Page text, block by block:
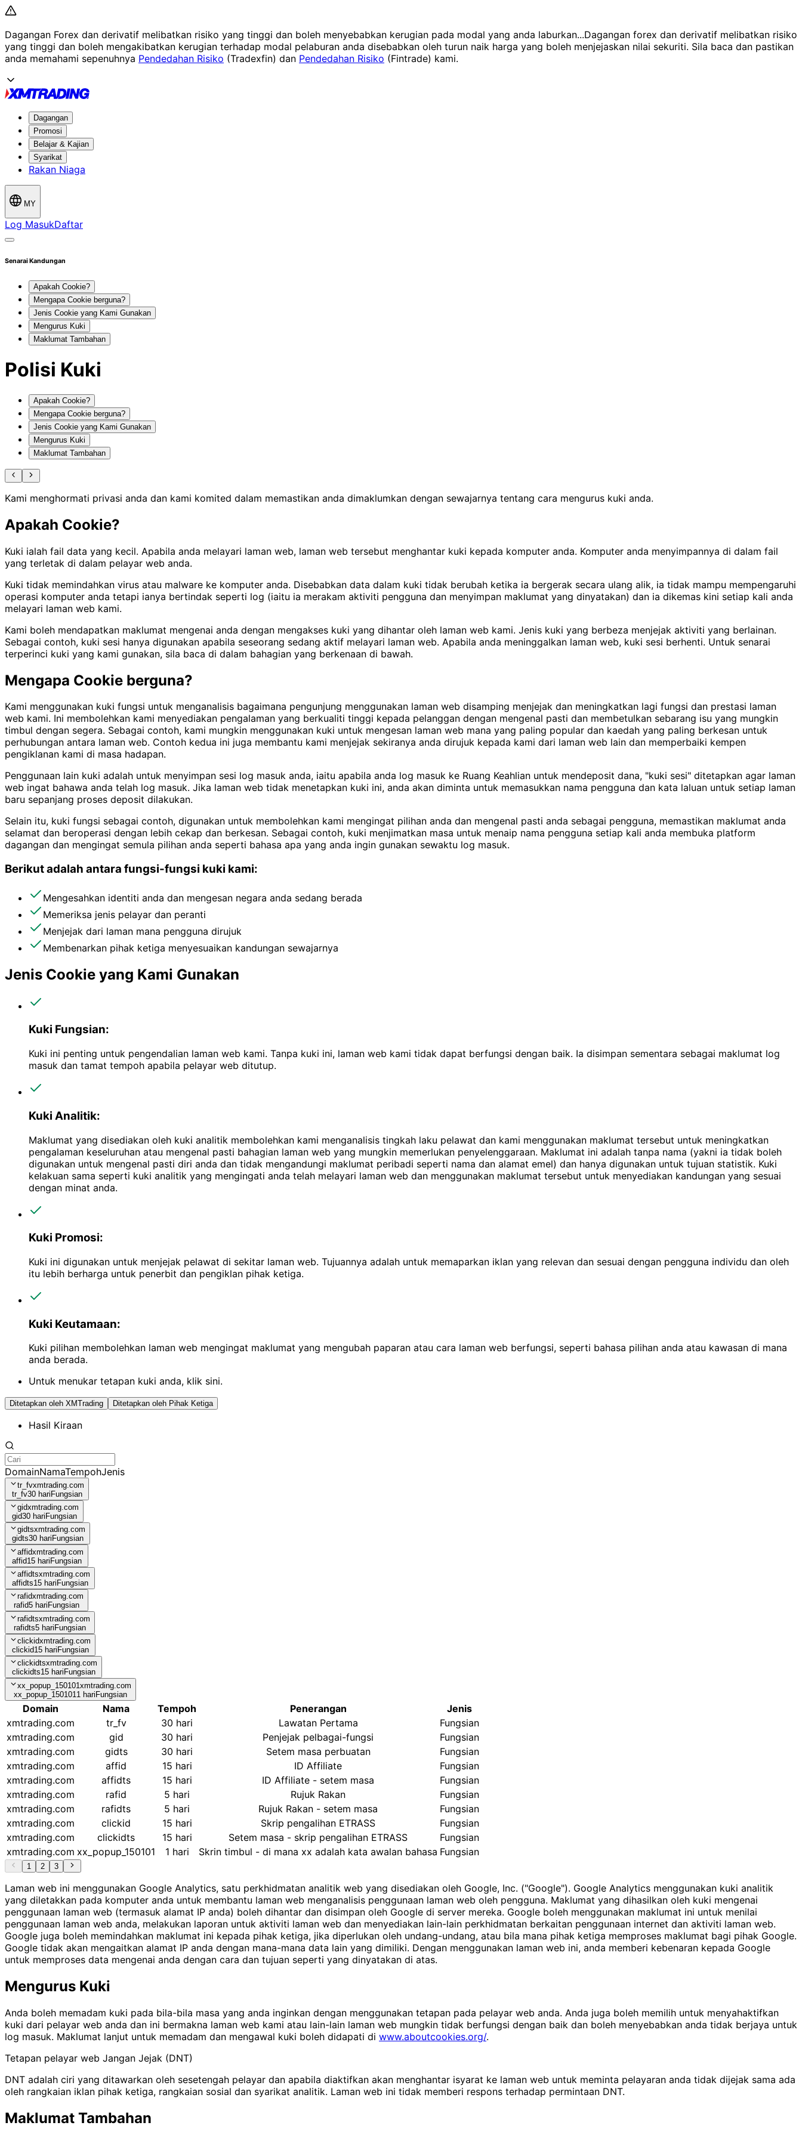
Dagangan Forex dan derivatif melibatkan risiko yang tinggi dan boleh menyebabkan kerugian pada modal yang anda laburkan...Dagangan forex dan derivatif melibatkan risiko
yang tinggi dan boleh mengakibatkan kerugian terhadap modal pelaburan anda disebabkan oleh turun naik harga yang boleh menjejaskan nilai sekuriti. Sila baca dan pastikan
anda memahami sepenuhnya Pendedahan Risiko (Tradexfin) dan Pendedahan Risiko (Fintrade) kami.
Dagangan
Promosi
Belajar & Kajian
Syarikat
Rakan Niaga
MY
Log MasukDaftar
Senarai Kandungan
Apakah Cookie?
Mengapa Cookie berguna?
Jenis Cookie yang Kami Gunakan
Mengurus Kuki
Maklumat Tambahan
Polisi Kuki
Apakah Cookie?
Mengapa Cookie berguna?
Jenis Cookie yang Kami Gunakan
Mengurus Kuki
Maklumat Tambahan
Kami menghormati privasi anda dan kami komited dalam memastikan anda dimaklumkan dengan sewajarnya tentang cara mengurus kuki anda.
Apakah Cookie?
Kuki ialah fail data yang kecil. Apabila anda melayari laman web, laman web tersebut menghantar kuki kepada komputer anda. Komputer anda menyimpannya di dalam fail
yang terletak di dalam pelayar web anda.
Kuki tidak memindahkan virus atau malware ke komputer anda. Disebabkan data dalam kuki tidak berubah ketika ia bergerak secara ulang alik, ia tidak mampu mempengaruhi
operasi komputer anda tetapi ianya bertindak seperti log (iaitu ia merakam aktiviti pengguna dan menyimpan maklumat yang dinyatakan) dan ia dikemas kini setiap kali anda
melayari laman web kami.
Kami boleh mendapatkan maklumat mengenai anda dengan mengakses kuki yang dihantar oleh laman web kami. Jenis kuki yang berbeza menjejak aktiviti yang berlainan.
Sebagai contoh, kuki sesi hanya digunakan apabila seseorang sedang aktif melayari laman web. Apabila anda meninggalkan laman web, kuki sesi berhenti. Untuk senarai
terperinci kuki yang kami gunakan, sila baca di dalam bahagian yang berkenaan di bawah.
Mengapa Cookie berguna?
Kami menggunakan kuki fungsi untuk menganalisis bagaimana pengunjung menggunakan laman web disamping menjejak dan meningkatkan lagi fungsi dan prestasi laman
web kami. Ini membolehkan kami menyediakan pengalaman yang berkualiti tinggi kepada pelanggan dengan mengenal pasti dan membetulkan sebarang isu yang mungkin
timbul dengan segera. Sebagai contoh, kami mungkin menggunakan kuki untuk mengesan laman web mana yang paling popular dan kaedah yang paling berkesan untuk
perhubungan antara laman web. Contoh kedua ini juga membantu kami menjejak sekiranya anda dirujuk kepada kami dari laman web lain dan memperbaiki kempen
pengiklanan kami di masa hadapan.
Penggunaan lain kuki adalah untuk menyimpan sesi log masuk anda, iaitu apabila anda log masuk ke Ruang Keahlian untuk mendeposit dana, "kuki sesi" ditetapkan agar laman
web ingat bahawa anda telah log masuk. Jika laman web tidak menetapkan kuki ini, anda akan diminta untuk memasukkan nama pengguna dan kata laluan untuk setiap laman
baru sepanjang proses deposit dilakukan.
Selain itu, kuki fungsi sebagai contoh, digunakan untuk membolehkan kami mengingat pilihan anda dan mengenal pasti anda sebagai pengguna, memastikan maklumat anda
selamat dan beroperasi dengan lebih cekap dan berkesan. Sebagai contoh, kuki menjimatkan masa untuk menaip nama pengguna setiap kali anda membuka platform
dagangan dan mengingat semula pilihan anda seperti bahasa apa yang anda ingin gunakan sewaktu log masuk.
Berikut adalah antara fungsi-fungsi kuki kami:
Mengesahkan identiti anda dan mengesan negara anda sedang berada
Memeriksa jenis pelayar dan peranti
Menjejak dari laman mana pengguna dirujuk
Membenarkan pihak ketiga menyesuaikan kandungan sewajarnya
Jenis Cookie yang Kami Gunakan
Kuki Fungsian:
Kuki ini penting untuk pengendalian laman web kami. Tanpa kuki ini, laman web kami tidak dapat berfungsi dengan baik. Ia disimpan sementara sebagai maklumat log
masuk dan tamat tempoh apabila pelayar web ditutup.
Kuki Analitik:
Maklumat yang disediakan oleh kuki analitik membolehkan kami menganalisis tingkah laku pelawat dan kami menggunakan maklumat tersebut untuk meningkatkan
pengalaman keseluruhan atau mengenal pasti bahagian laman web yang mungkin memerlukan penyelenggaraan. Maklumat ini adalah tanpa nama (yakni ia tidak boleh
digunakan untuk mengenal pasti diri anda dan tidak mengandungi maklumat peribadi seperti nama dan alamat emel) dan hanya digunakan untuk tujuan statistik. Kuki
kelakuan sama seperti kuki analitik yang mengingati anda telah melayari laman web dan menggunakan maklumat tersebut untuk menyediakan kandungan yang sesuai
dengan minat anda.
Kuki Promosi:
Kuki ini digunakan untuk menjejak pelawat di sekitar laman web. Tujuannya adalah untuk memaparkan iklan yang relevan dan sesuai dengan pengguna individu dan oleh
itu lebih berharga untuk penerbit dan pengiklan pihak ketiga.
Kuki Keutamaan:
Kuki pilihan membolehkan laman web mengingat maklumat yang mengubah paparan atau cara laman web berfungsi, seperti bahasa pilihan anda atau kawasan di mana
anda berada.
Untuk menukar tetapan kuki anda, klik sini.
Ditetapkan oleh XMTrading Ditetapkan oleh Pihak Ketiga
Hasil Kiraan
DomainNamaTempohJenis
tr_fvxmtrading.com
tr_fv30 hari Fungsian
gidxmtrading.com
gid30 hari Fungsian
gidtsxmtrading.com
gidts30 hari Fungsian
affidxmtrading.com
affid15 hariFungsian
affidtsxmtrading.com
affidts15 hari Fungsian
rafidxmtrading.com
rafid5 hari Fungsian
rafidtsxmtrading.com
rafidts5 hariFungsian
clickidxmtrading.com
clickid15 hari Fungsian
clickidtsxmtrading.com
clickidts15 hari Fungsian
xx_popup_150101xmtrading.com
xx_popup_150101 1 hariFungsian
Domain Nama Tempoh Penerangan
Jenis
xmtrading.com
tr_fv 30 hari Lawatan Pertama
Fungsian
xmtrading.com
gid 30 hari Penjejak pelbagai-fungsi
Fungsian
xmtrading.com
gidts 30 hari Setem masa perbuatan
Fungsian
xmtrading.com
affid 15 hari ID Affiliate
Fungsian
xmtrading.com
affidts 15 hari ID Affiliate - setem masa
Fungsian
xmtrading.com
rafid 5 hari Rujuk Rakan
Fungsian
xmtrading.com
rafidts 5 hari Rujuk Rakan - setem masa
Fungsian
xmtrading.com
clickid 15 hari Skrip pengalihan ETRASS
Fungsian
xmtrading.com
clickidts 15 hari Setem masa - skrip pengalihan ETRASS
Fungsian
xmtrading.com xx_popup_150101 1 hari Skrin timbul - di mana xx adalah kata awalan bahasa Fungsian
1 2 3
Laman web ini menggunakan Google Analytics, satu perkhidmatan analitik web yang disediakan oleh Google, Inc. ("Google"). Google Analytics menggunakan kuki analitik
yang diletakkan pada komputer anda untuk membantu laman web menganalisis penggunaan laman web oleh pengguna. Maklumat yang dihasilkan oleh kuki mengenai
penggunaan laman web (termasuk alamat IP anda) boleh dihantar dan disimpan oleh Google di server mereka. Google boleh menggunakan maklumat ini untuk menilai
penggunaan laman web anda, melakukan laporan untuk aktiviti laman web dan menyediakan lain-lain perkhidmatan berkaitan penggunaan internet dan aktiviti laman web.
Google juga boleh memindahkan maklumat ini kepada pihak ketiga, jika diperlukan oleh undang-undang, atau bila mana pihak ketiga memproses maklumat bagi pihak Google.
Google tidak akan mengaitkan alamat IP anda dengan mana-mana data lain yang dimiliki. Dengan menggunakan laman web ini, anda memberi kebenaran kepada Google
untuk memproses data mengenai anda dengan cara dan tujuan seperti yang dinyatakan di atas.
Mengurus Kuki
Anda boleh memadam kuki pada bila-bila masa yang anda inginkan dengan menggunakan tetapan pada pelayar web anda. Anda juga boleh memilih untuk menyahaktifkan
kuki dari pelayar web anda dan ini bermakna laman web kami atau lain-lain laman web mungkin tidak berfungsi dengan baik dan boleh menyebabkan anda tidak berjaya untuk
log masuk. Maklumat lanjut untuk memadam dan mengawal kuki boleh didapati di www.aboutcookies.org/.
Tetapan pelayar web Jangan Jejak (DNT)
DNT adalah ciri yang ditawarkan oleh sesetengah pelayar dan apabila diaktifkan akan menghantar isyarat ke laman web untuk meminta pelayaran anda tidak dijejak sama ada
oleh rangkaian iklan pihak ketiga, rangkaian sosial dan syarikat analitik. Laman web ini tidak memberi respons terhadap permintaan DNT.
Maklumat Tambahan